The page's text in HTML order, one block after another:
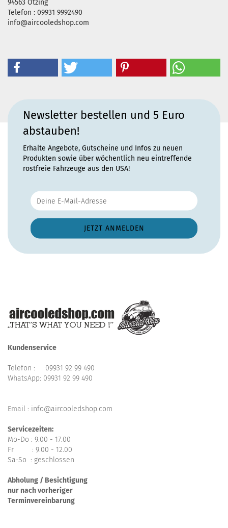
94563 Otzing
Telefon : 09931 9992490
info@aircooledshop.com
Newsletter bestellen und 5 Euro
abstauben!
Erhalte Angebote, Gutscheine und Infos zu neuen
Produkten sowie über wöchentlich neu eintreffende
rostfreie Fahrzeuge aus den USA!
Kundenservice
Telefon : 09931 92 99 490
WhatsApp: 09931 92 99 490
Email : info@aircooledshop.com
Servicezeiten:
Mo-Do : 9.00 - 17.00
Fr : 9.00 - 12.00
Sa-So : geschlossen
Abholung / Besichtigung
nur nach vorheriger
Terminvereinbarung